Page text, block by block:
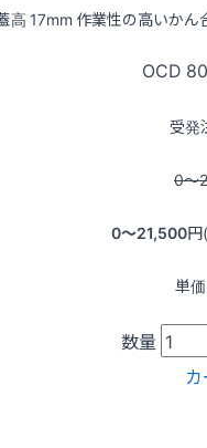
高 17mm 作業性の高いかん
OCD
受発
0〜
0〜21,500円
単価
数量